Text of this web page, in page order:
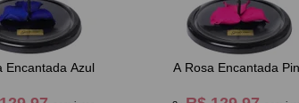
Encantada Azul A Rosa Encantada